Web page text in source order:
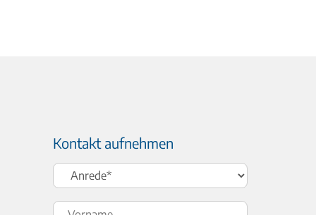
Kontakt aufnehmen